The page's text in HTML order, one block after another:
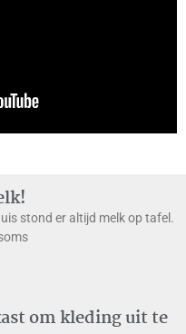
stond er altijd melk op tafel.
om kleding uit te